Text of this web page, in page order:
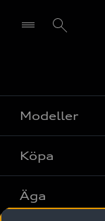
Modeller
Alla modeller
Elbilar
Köpa
Privaterbjudanden
Äga